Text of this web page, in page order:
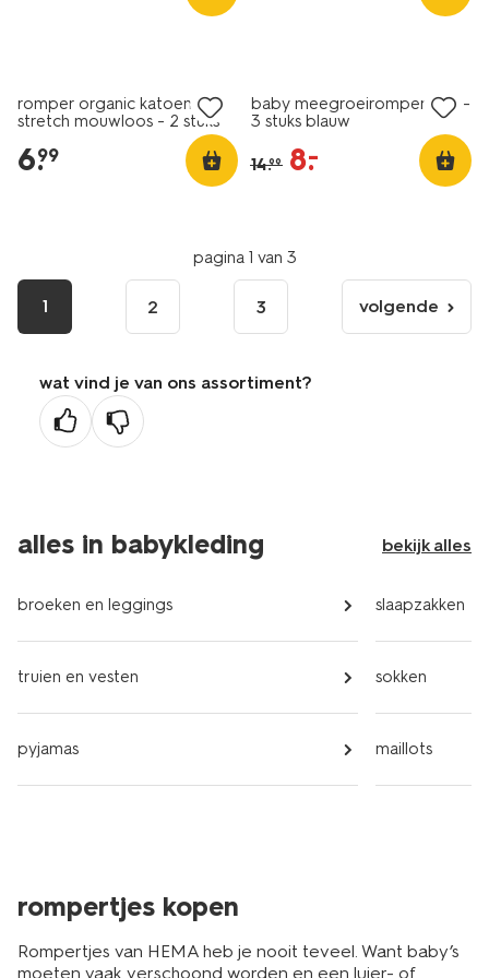
romper organic katoen
stretch mouwloos - 2 stuks
6.
99
baby meegroeirompers rib -
3 stuks blauw
14.99 8.
–
pagina 1 van 3
1 2 3
volgende
pagina
volgende
wat vind je van ons assortiment?
alles in babykleding bekijk alles
broeken en leggings
truien en vesten
pyjamas
slaapzakken
sokken
maillots
rompertjes kopen
Rompertjes van HEMA heb je nooit teveel. Want baby’s
moeten vaak verschoond worden en een luier- of